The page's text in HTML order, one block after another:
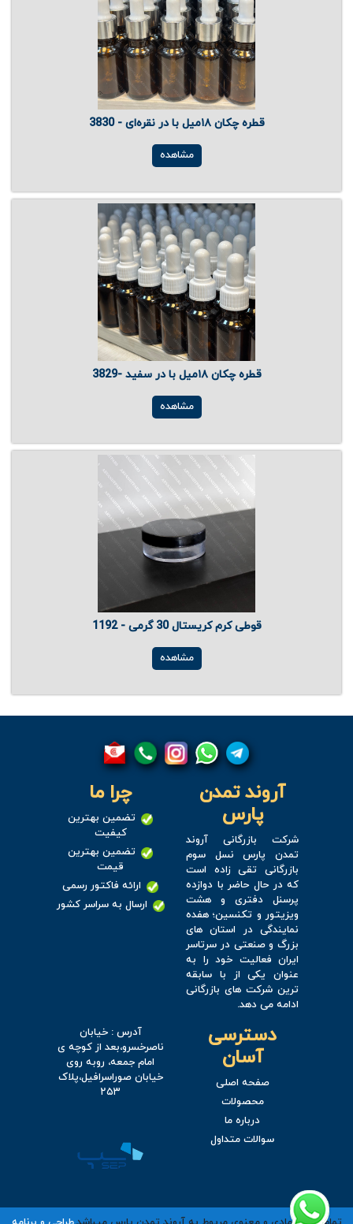
قطره چکان ۱۸میل با در نقره‌ای - 3830
مشاهده
قطره چکان ۱۸میل با در سفید -3829
مشاهده
قوطی کرم کریستال 30 گرمی - 1192
مشاهده
آروند تمدن
پارس
شرکت بازرگانی آروند
تمدن پارس نسل سوم
بازرگانی تقی زاده است
که در حال حاضر با دوازده
پرسنل دفتری و هشت
ویزیتور و تکنسین؛ هفده
نمایندگی در استان های
بزرگ و صنعتی در سرتاسر
ایران فعالیت خود را به
عنوان یکی از با سابقه
ترین شرکت های بازرگانی
ادامه می دهد.
چرا ما
تضمین بهترین
کیفیت
تضمین بهترین
قیمت
ارائه فاکتور رسمی
ارسال به سراسر کشور
دسترسی
آسان
صفحه اصلی
محصولات
درباره ما
سوالات متداول
آدرس : خیابان
ناصرخسرو،بعد از کوچه ی
امام جمعه، روبه روی
خیابان صوراسرافیل،پلاک
۲۵۳